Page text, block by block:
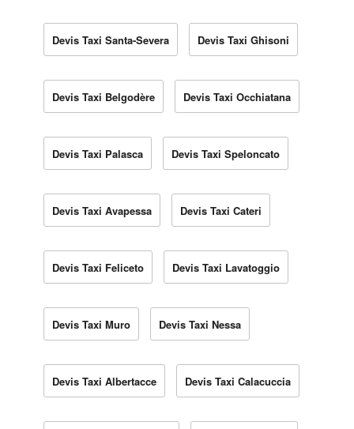
Devis Taxi Santa-Severa Devis Taxi Ghisoni
Devis Taxi Belgodère Devis Taxi Occhiatana
Devis Taxi Palasca Devis Taxi Speloncato
Devis Taxi Avapessa Devis Taxi Cateri
Devis Taxi Feliceto Devis Taxi Lavatoggio
Devis Taxi Muro Devis Taxi Nessa
Devis Taxi Albertacce Devis Taxi Calacuccia